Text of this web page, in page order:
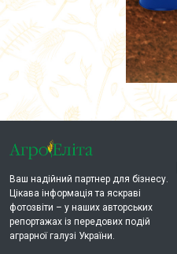
Ваш надійний партнер для бізнесу.
Цікава інформація та яскраві
фотозвіти – у наших авторських
репортажах із передових подій
аграрної галузі України.